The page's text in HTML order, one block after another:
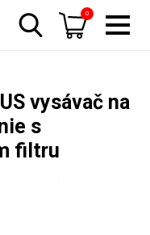
0
vysávač na
s
filtru